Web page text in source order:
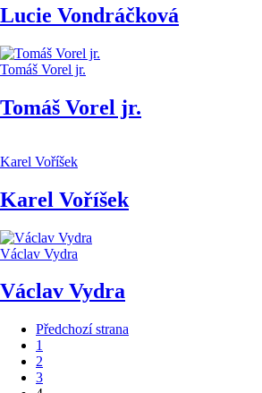
Lucie Vondráčková
Tomáš Vorel jr.
Tomáš Vorel jr.
Karel Voříšek
Karel Voříšek
Václav Vydra
Václav Vydra
Předchozí strana
1
2
3